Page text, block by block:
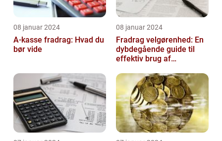
08 januar 2024
A-kasse fradrag: Hvad du
bør vide
08 januar 2024
Fradrag velgørenhed: En
dybdegående guide til
effektiv brug af